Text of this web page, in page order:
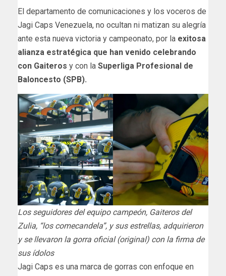
El departamento de comunicaciones y los voceros de
Jagi Caps Venezuela, no ocultan ni matizan su alegría
ante esta nueva victoria y campeonato, por la exitosa
alianza estratégica que han venido celebrando
con Gaiteros y con la Superliga Profesional de
Baloncesto (SPB).
Los seguidores del equipo campeón, Gaiteros del
Zulia, “los comecandela”, y sus estrellas, adquirieron
y se llevaron la gorra oficial (original) con la firma de
sus ídolos
Jagi Caps es una marca de gorras con enfoque en